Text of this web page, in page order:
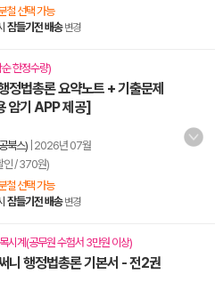
철 선택 가능
잠들기전 배송 변경
한정수량)
법총론 요약노트 + 기출문제
암기 APP 제공]
북스) 2026년 07월
인 / 370원)
철 선택 가능
잠들기전 배송 변경
시계(공무원 수험서 3만원 이상)
니 행정법총론 기본서 - 전2권